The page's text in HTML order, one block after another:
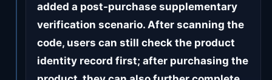
added a post-purchase supplementary
verification scenario. After scanning the
code, users can still check the product
identity record first; after purchasing the